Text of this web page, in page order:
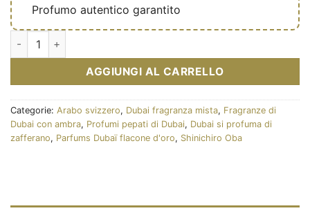
Profumo autentico garantito
Enigma of Taif - Extrait de parfum mixte (flacon doré 100 ml)
AGGIUNGI AL CARRELLO
Categorie: Arabo svizzero, Dubai fragranza mista, Fragranze di
Dubai con ambra, Profumi pepati di Dubai, Dubai si profuma di
zafferano, Parfums Dubaï flacone d'oro, Shinichiro Oba